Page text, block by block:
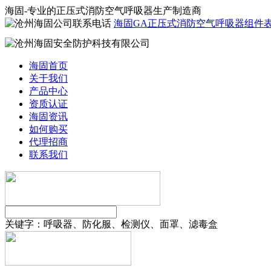
海固-专业的正压式消防空气呼吸器生产制造商
海固GA正压式消防空气呼吸器组件
海固首页
关于我们
产品中心
资质认证
海固资讯
如何购买
代理招商
联系我们
关键字： 呼吸器、防化服、检测仪、面罩、滤毒盒